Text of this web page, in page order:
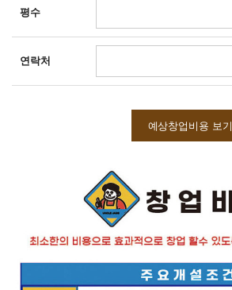
평수
연락처
예상창업비용 보기